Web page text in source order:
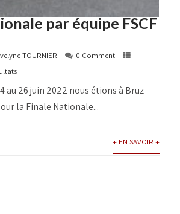
par équipe FSCF
TOURNIER
0 Comment
au 26 juin 2022 nous étions à Bruz
la Finale Nationale...
+ EN SAVOIR +